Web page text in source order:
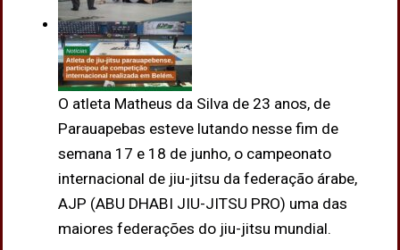
O atleta Matheus da Silva de 23 anos, de
Parauapebas esteve lutando nesse fim de
semana 17 e 18 de junho, o campeonato
internacional de jiu-jitsu da federação árabe,
AJP (ABU DHABI JIU-JITSU PRO) uma das
maiores federações do jiu-jitsu mundial.